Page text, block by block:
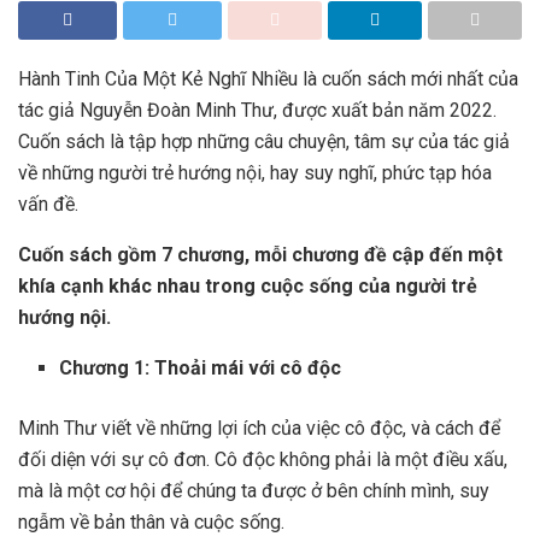
Hành Tinh Của Một Kẻ Nghĩ Nhiều là cuốn sách mới nhất của
tác giả Nguyễn Đoàn Minh Thư, được xuất bản năm 2022.
Cuốn sách là tập hợp những câu chuyện, tâm sự của tác giả
về những người trẻ hướng nội, hay suy nghĩ, phức tạp hóa
vấn đề.
Cuốn sách gồm 7 chương, mỗi chương đề cập đến một
khía cạnh khác nhau trong cuộc sống của người trẻ
hướng nội.
Chương 1: Thoải mái với cô độc
Minh Thư viết về những lợi ích của việc cô độc, và cách để
đối diện với sự cô đơn. Cô độc không phải là một điều xấu,
mà là một cơ hội để chúng ta được ở bên chính mình, suy
ngẫm về bản thân và cuộc sống.